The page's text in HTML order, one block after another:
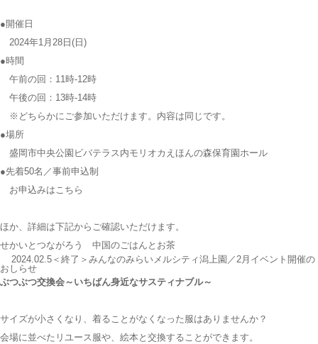
●開催日
2024年1月28日(日)
●時間
午前の回：11時-12時
午後の回：13時-14時
※どちらかにご参加いただけます。内容は同じです。
●場所
盛岡市中央公園ビバテラス内モリオカえほんの森保育園ホール
●先着50名／事前申込制
お申込みはこちら
ほか、詳細は下記からご確認いただけます。
せかいとつながろう 中国のごはんとお茶
2024.02.5＜終了＞みんなのみらいメルシティ潟上園／2月イベント開催の
おしらせ
ぶつぶつ交換会～いちばん身近なサスティナブル～
サイズが小さくなり、着ることがなくなった服はありませんか？
会場に並べたリユース服や、絵本と交換することができます。